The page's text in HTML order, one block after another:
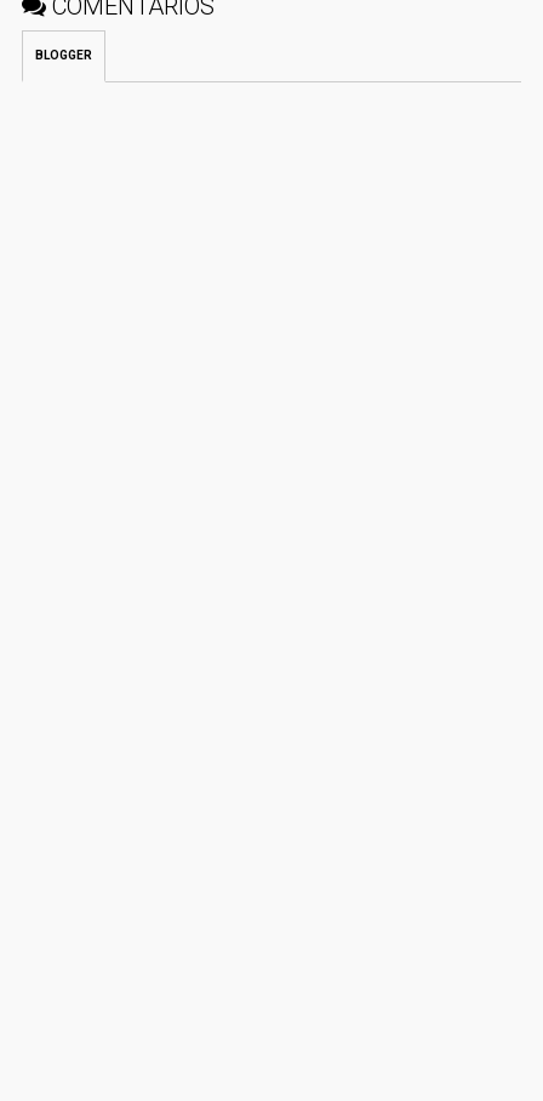
BLOGGER